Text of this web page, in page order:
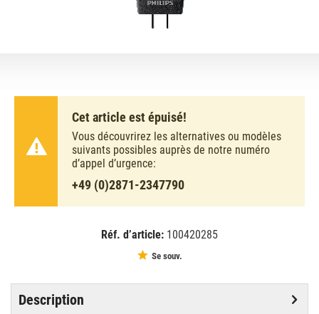
Cet article est épuisé!
Vous découvrirez les alternatives ou modèles
suivants possibles auprès de notre numéro
d’appel d’urgence:
+49 (0)2871-2347790
Réf. d’article: 100420285
Se souv.
Description